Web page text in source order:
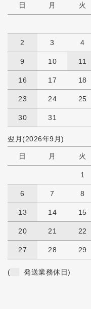
日 月 火
2 3 4
9 10 11
16 17 18
23 24 25
30 31
翌月(2026年9月)
日 月 火
1
6 7 8
13 14 15
20 21 22
27 28 29
( 発送業務休日)